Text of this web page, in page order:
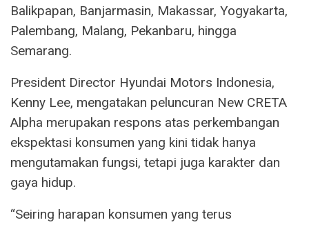
Balikpapan, Banjarmasin, Makassar, Yogyakarta,
Palembang, Malang, Pekanbaru, hingga
Semarang.
President Director Hyundai Motors Indonesia,
Kenny Lee, mengatakan peluncuran New CRETA
Alpha merupakan respons atas perkembangan
ekspektasi konsumen yang kini tidak hanya
mengutamakan fungsi, tetapi juga karakter dan
gaya hidup.
“Seiring harapan konsumen yang terus